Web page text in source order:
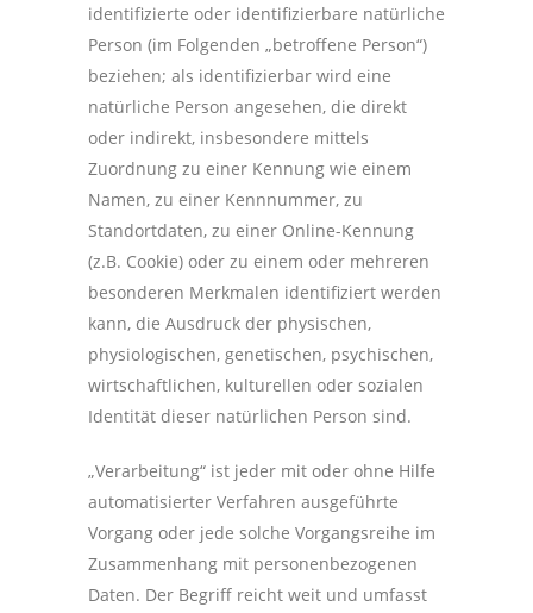
identifizierte oder identifizierbare natürliche
Person (im Folgenden „betroffene Person“)
beziehen; als identifizierbar wird eine
natürliche Person angesehen, die direkt
oder indirekt, insbesondere mittels
Zuordnung zu einer Kennung wie einem
Namen, zu einer Kennnummer, zu
Standortdaten, zu einer Online-Kennung
(z.B. Cookie) oder zu einem oder mehreren
besonderen Merkmalen identifiziert werden
kann, die Ausdruck der physischen,
physiologischen, genetischen, psychischen,
wirtschaftlichen, kulturellen oder sozialen
Identität dieser natürlichen Person sind.
„Verarbeitung“ ist jeder mit oder ohne Hilfe
automatisierter Verfahren ausgeführte
Vorgang oder jede solche Vorgangsreihe im
Zusammenhang mit personenbezogenen
Daten. Der Begriff reicht weit und umfasst